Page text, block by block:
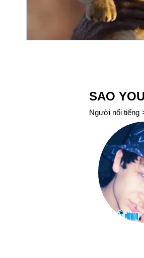
SAO
Người nổi tiếng